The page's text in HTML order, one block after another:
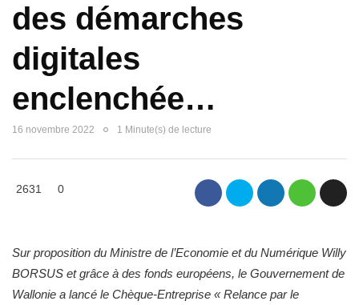
des démarches
digitales
enclenchée…
16 novembre 2022 1 Minute(s) de lecture
2631 0
Sur proposition du Ministre de l’Economie et du Numérique Willy
BORSUS et grâce à des fonds européens, le Gouvernement de
Wallonie a lancé le Chèque-Entreprise « Relance par le